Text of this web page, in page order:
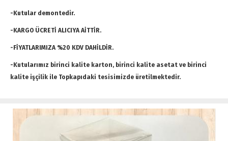
-Kutular demontedir.
-KARGO ÜCRETİ ALICIYA AİTTİR.
-FİYATLARIMIZA %20 KDV DAHİLDİR.
-Kutularımız birinci kalite karton, birinci kalite asetat ve birinci
kalite işçilik ile Topkapıdaki tesisimizde üretilmektedir.